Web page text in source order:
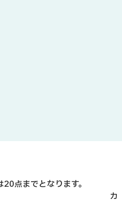
点までとなります。
カ